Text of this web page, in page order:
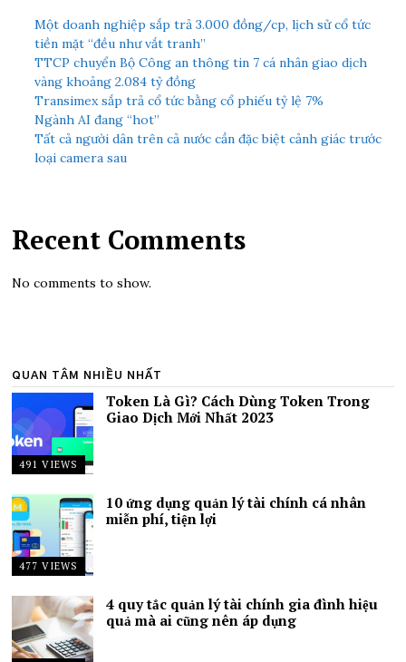
Một doanh nghiệp sắp trả 3.000 đồng/cp, lịch sử cổ tức
tiền mặt “đều như vắt tranh”
TTCP chuyển Bộ Công an thông tin 7 cá nhân giao dịch
vàng khoảng 2.084 tỷ đồng
Transimex sắp trả cổ tức bằng cổ phiếu tỷ lệ 7%
Ngành AI đang “hot”
Tất cả người dân trên cả nước cần đặc biệt cảnh giác trước
loại camera sau
Recent Comments
No comments to show.
QUAN TÂM NHIỀU NHẤT
491 VIEWS
Token Là Gì? Cách Dùng Token Trong
Giao Dịch Mới Nhất 2023
477 VIEWS
10 ứng dụng quản lý tài chính cá nhân
miễn phí, tiện lợi
4 quy tắc quản lý tài chính gia đình hiệu
quả mà ai cũng nên áp dụng